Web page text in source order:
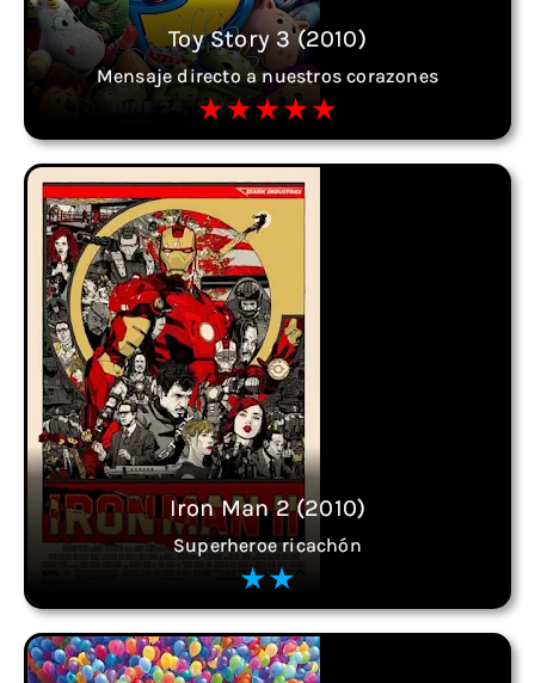
Toy Story 3 (2010)
Mensaje directo a nuestros corazones
Iron Man 2 (2010)
Superheroe ricachón